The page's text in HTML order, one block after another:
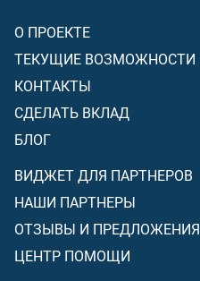
О ПРОЕКТЕ
ТЕКУЩИЕ ВОЗМОЖНОСТИ
КОНТАКТЫ
СДЕЛАТЬ ВКЛАД
БЛОГ
ВИДЖЕТ ДЛЯ ПАРТНЕРОВ
НАШИ ПАРТНЕРЫ
ОТЗЫВЫ И ПРЕДЛОЖЕНИЯ
ЦЕНТР ПОМОЩИ